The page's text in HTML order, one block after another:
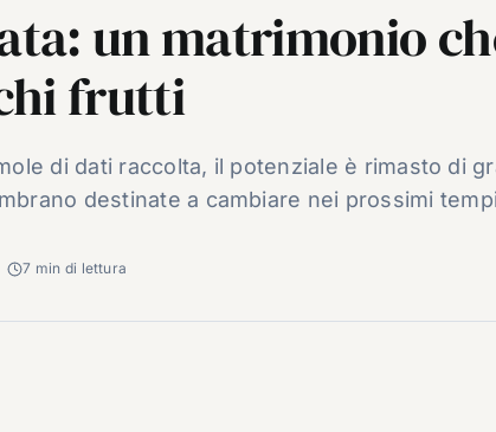
un matrimonio
frutti
di dati raccolta, il potenziale è rimasto di
destinate a cambiare nei prossimi
7 min di lettura